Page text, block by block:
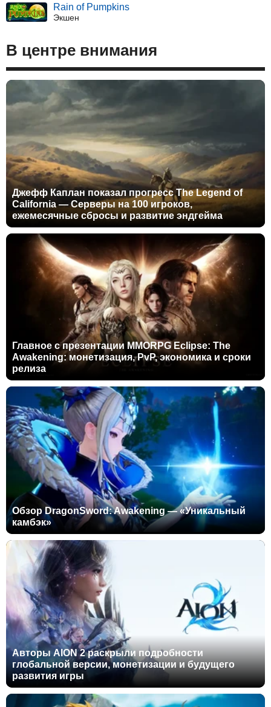
Rain of Pumpkins
Экшен
В центре внимания
Джефф Каплан показал прогресс The Legend of
California — Серверы на 100 игроков,
ежемесячные сбросы и развитие эндгейма
Главное с презентации MMORPG Eclipse: The
Awakening: монетизация, PvP, экономика и сроки
релиза
Обзор DragonSword: Awakening — «Уникальный
камбэк»
Авторы AION 2 раскрыли подробности
глобальной версии, монетизации и будущего
развития игры